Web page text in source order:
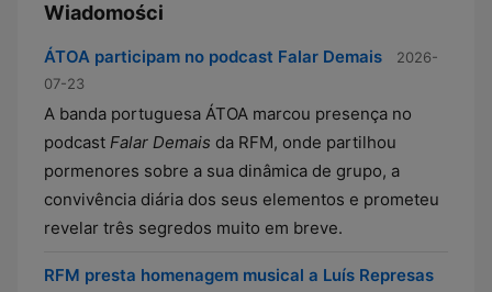
Wiadomości
ÁTOA participam no podcast Falar Demais
2026-
07-23
A banda portuguesa ÁTOA marcou presença no
podcast Falar Demais da RFM, onde partilhou
pormenores sobre a sua dinâmica de grupo, a
convivência diária dos seus elementos e prometeu
revelar três segredos muito em breve.
RFM presta homenagem musical a Luís Represas